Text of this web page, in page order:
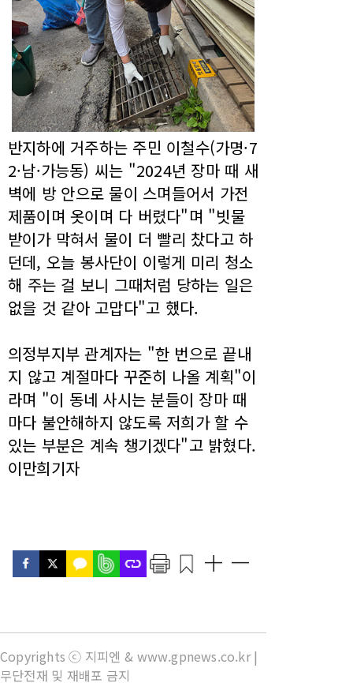
반지하에 거주하는 주민 이철수(가명·7
2·남·가능동) 씨는 "2024년 장마 때 새
벽에 방 안으로 물이 스며들어서 가전
제품이며 옷이며 다 버렸다"며 "빗물
받이가 막혀서 물이 더 빨리 찼다고 하
던데, 오늘 봉사단이 이렇게 미리 청소
해 주는 걸 보니 그때처럼 당하는 일은
없을 것 같아 고맙다"고 했다.
의정부지부 관계자는 "한 번으로 끝내
지 않고 계절마다 꾸준히 나올 계획"이
라며 "이 동네 사시는 분들이 장마 때
마다 불안해하지 않도록 저희가 할 수
있는 부분은 계속 챙기겠다"고 밝혔다.
이만희기자
Copyrights ⓒ 지피엔 & www.gpnews.co.kr |
무단전재 및 재배포 금지